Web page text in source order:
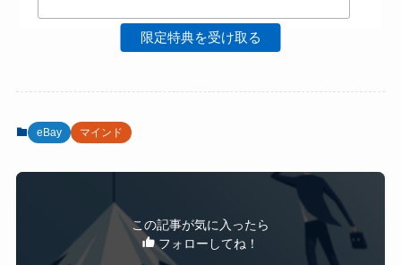
eBay マインド
この記事が気に入ったら
フォローしてね！